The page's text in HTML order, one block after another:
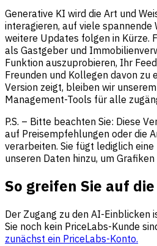
Generative KI wird die Art und
interagieren, auf viele spannende
weitere Updates folgen in Kürze.
als Gastgeber und
Funktion auszuprobieren, Ihr
Freunden und Kollegen davon zu
Version zeigt, bleiben wir
Management-Tools für alle
P.S. – Bitte beachten Sie: Diese
auf Preisempfehlungen oder die
verarbeiten. Sie fügt lediglich
unseren Daten hinzu, um
So greifen Sie auf
Der Zugang zu den AI-Einblicken
Sie noch kein PriceLabs-Kunde
zunächst ein PriceLabs-Konto.